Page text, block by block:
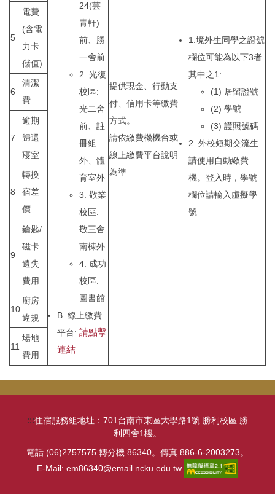
24(芸
青軒)
前、勝
一舍前
2. 光復
校區:
光二舍
前、註
冊組
外、體
育室外
3. 敬業
校區:
敬三舍
南棟外
4. 成功
校區:
圖書館
B. 線上繳費
平台: 請點擊
連結
提供現金、行動支
付、信用卡等繳費
方式。
請依繳費機機台或
線上繳費平台說明
為準
1.境外生同學之證號
欄位可能為以下3者
其中之1:
(1) 居留證號
(2) 學號
(3) 護照號碼
2. 外校短期交流生
請使用自動繳費
機。登入時，學號
欄位請輸入虛擬學
號
5
電費
(含電
力卡
儲值)
6
清潔
費
7
逾期
歸還
寢室
8
轉換
宿差
價
9
鑰匙/
磁卡
遺失
費用
10
廚房
違規
11
場地
費用
:::住宿服務組地址：701台南市東區大學路1號 勝利校區 勝
利四舍1樓。
電話 (06)2757575 轉分機 86340。傳真 886-6-2003273。
E-Mail: em86340@email.ncku.edu.tw